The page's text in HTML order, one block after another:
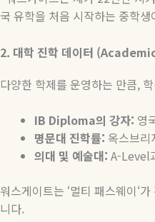
국 유학을 처음 시작하는 중학생
2. 대학 진학 데이터
다양한 학제를 운영하는 만큼,
IB Diploma의 강자: 영
명문대 진학률: 옥스브리
의대 및 예술대: A-Level
워스게이트는 ‘멀티 패스웨이‘가
니다.